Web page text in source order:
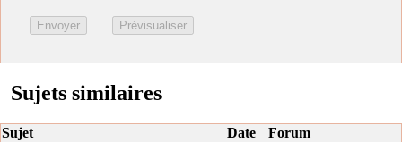
Sujets similaires
Sujet Date
Forum